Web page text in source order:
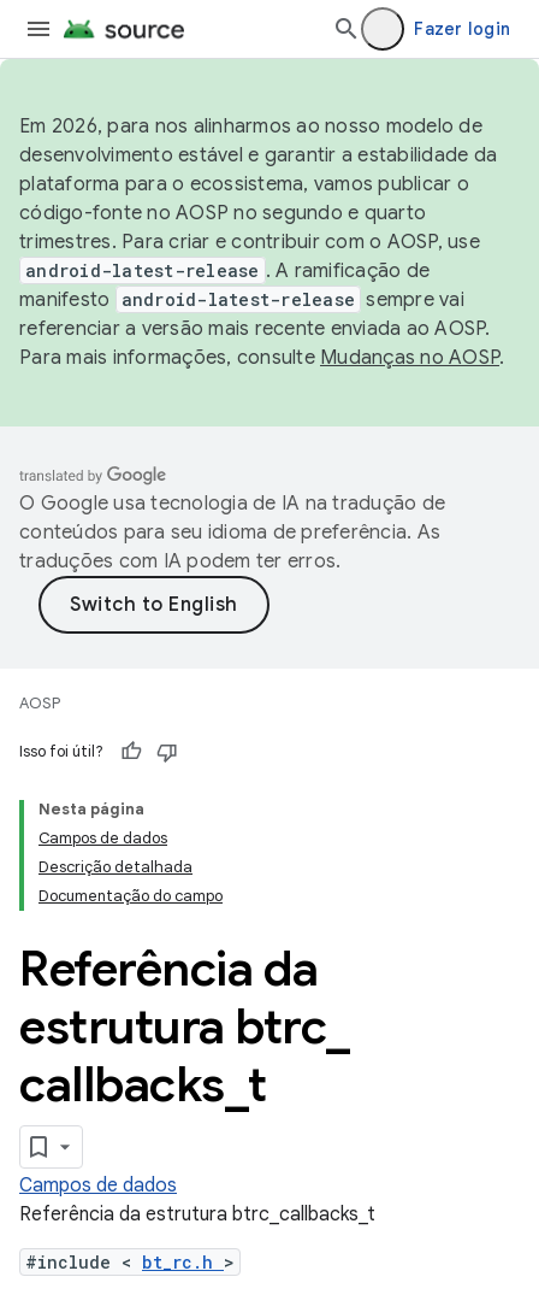
Fazer login
Em 2026, para nos alinharmos ao nosso modelo de
desenvolvimento estável e garantir a estabilidade da
plataforma para o ecossistema, vamos publicar o
código-fonte no AOSP no segundo e quarto
trimestres. Para criar e contribuir com o AOSP, use
android-latest-release . A ramificação de
manifesto
android-latest-release sempre vai
referenciar a versão mais recente enviada ao AOSP.
Para mais informações, consulte Mudanças no AOSP.
O Google usa tecnologia de IA na tradução de
conteúdos para seu idioma de preferência. As
traduções com IA podem ter erros.
AOSP
Isso foi útil?
Nesta página
Campos de dados
Descrição detalhada
Documentação do campo
Referência da
estrutura btrc
callbacks t
Campos de dados
Referência da estrutura btrc_callbacks_t
#include < bt_rc.h >